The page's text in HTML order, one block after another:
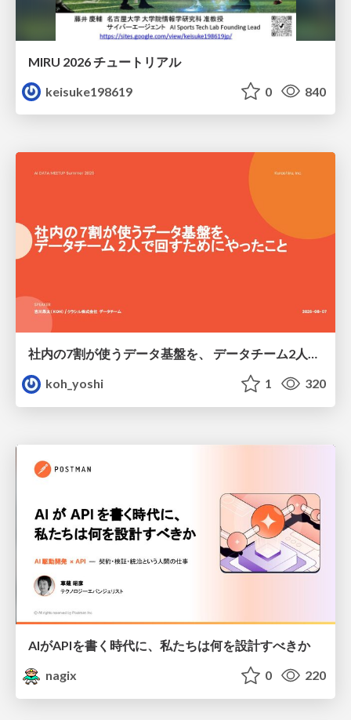
MIRU 2026 チュートリアル
keisuke198619
0 840
社内の7割が使うデータ基盤を、 データチーム2人で回すためにやったこと
koh_yoshi
1 320
AIがAPIを書く時代に、私たちは何を設計すべきか
nagix
0 220